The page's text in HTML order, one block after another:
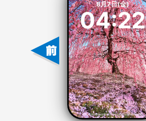
8月7日(金)
04:22